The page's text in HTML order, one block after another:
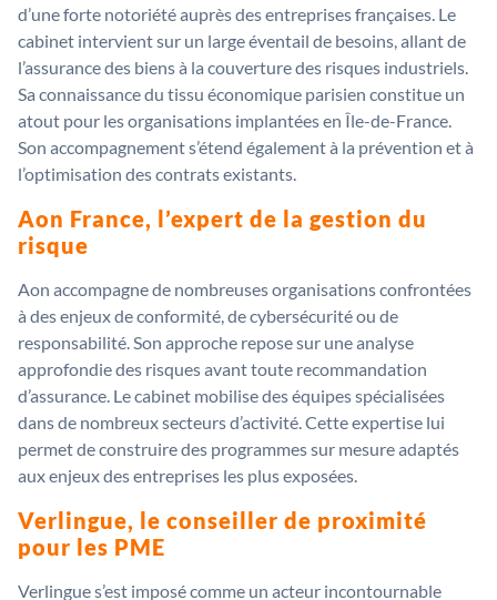
d’une forte notoriété auprès des entreprises françaises. Le
cabinet intervient sur un large éventail de besoins, allant de
l’assurance des biens à la couverture des risques industriels.
Sa connaissance du tissu économique parisien constitue un
atout pour les organisations implantées en Île-de-France.
Son accompagnement s’étend également à la prévention et à
l’optimisation des contrats existants.
Aon France, l’expert de la gestion du
risque
Aon accompagne de nombreuses organisations confrontées
à des enjeux de conformité, de cybersécurité ou de
responsabilité. Son approche repose sur une analyse
approfondie des risques avant toute recommandation
d’assurance. Le cabinet mobilise des équipes spécialisées
dans de nombreux secteurs d’activité. Cette expertise lui
permet de construire des programmes sur mesure adaptés
aux enjeux des entreprises les plus exposées.
Verlingue, le conseiller de proximité
pour les PME
Verlingue s’est imposé comme un acteur incontournable